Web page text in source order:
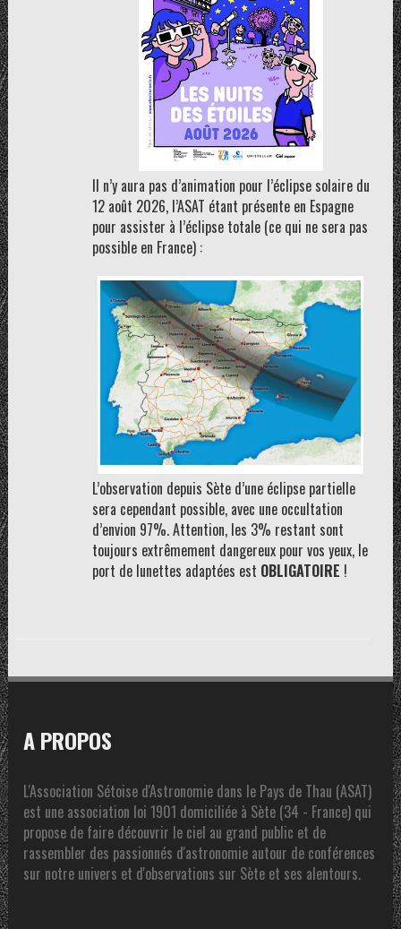
Il n’y aura pas d’animation pour l’éclipse solaire du
12 août 2026, l’ASAT étant présente en Espagne
pour assister à l’éclipse totale (ce qui ne sera pas
possible en France) :
L’observation depuis Sète d’une éclipse partielle
sera cependant possible, avec une occultation
d’envion 97%. Attention, les 3% restant sont
toujours extrêmement dangereux pour vos yeux, le
port de lunettes adaptées est OBLIGATOIRE !
A PROPOS
L'Association Sétoise d'Astronomie dans le Pays de Thau (ASAT)
est une association loi 1901 domiciliée à Sète (34 - France) qui
propose de faire découvrir le ciel au grand public et de
rassembler des passionnés d'astronomie autour de conférences
sur notre univers et d'observations sur Sète et ses alentours.